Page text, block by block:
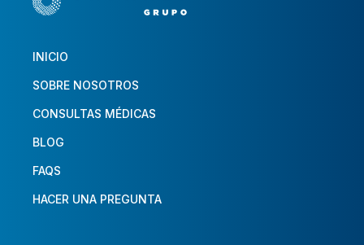
INICIO
SOBRE NOSOTROS
CONSULTAS MÉDICAS
BLOG
FAQS
HACER UNA PREGUNTA